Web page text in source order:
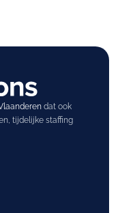
dat ook
tijdelijke staffing